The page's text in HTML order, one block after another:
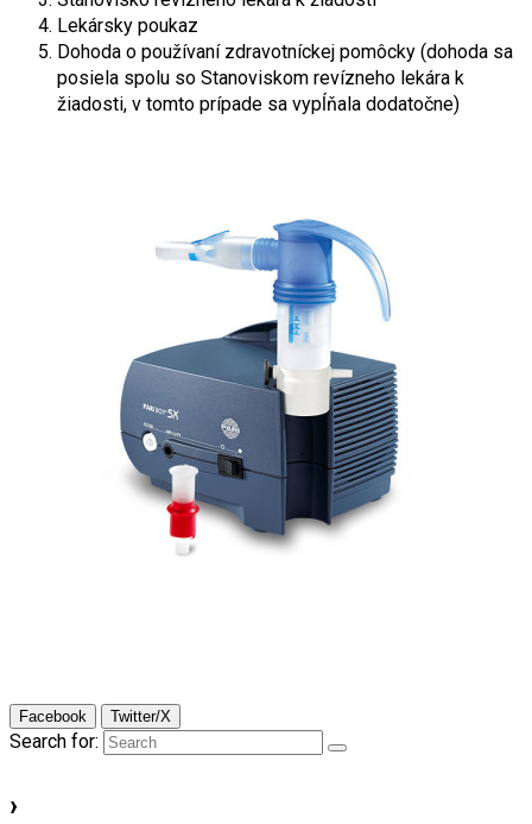
Lekársky poukaz
Dohoda o používaní zdravotníckej pomôcky (dohoda sa
posiela spolu so Stanoviskom revízneho lekára k
žiadosti, v tomto prípade sa vypĺňala dodatočne)
Facebook Twitter/X
Search for:
›